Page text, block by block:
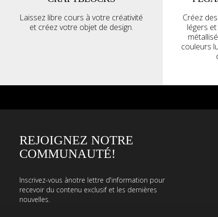
Laissez libre cours à votre créativité
et créez votre objet de design.
Créez
légers
couleurs
REJOIGNEZ NOTRE
COMMUNAUTÉ!
Inscrivez-vous ànotre lettre d'information pour
recevoir du contenu exclusif et les dernières
nouvelles.